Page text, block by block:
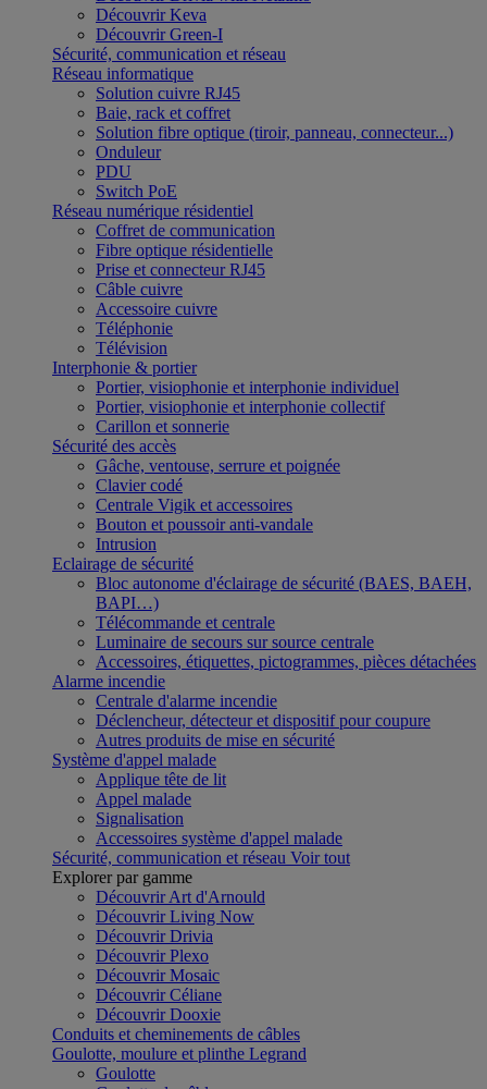
Découvrir Keva
Découvrir Green-I
Sécurité, communication et réseau
Réseau informatique
Solution cuivre RJ45
Baie, rack et coffret
Solution fibre optique (tiroir, panneau, connecteur...)
Onduleur
PDU
Switch PoE
Réseau numérique résidentiel
Coffret de communication
Fibre optique résidentielle
Prise et connecteur RJ45
Câble cuivre
Accessoire cuivre
Téléphonie
Télévision
Interphonie & portier
Portier, visiophonie et interphonie individuel
Portier, visiophonie et interphonie collectif
Carillon et sonnerie
Sécurité des accès
Gâche, ventouse, serrure et poignée
Clavier codé
Centrale Vigik et accessoires
Bouton et poussoir anti-vandale
Intrusion
Eclairage de sécurité
Bloc autonome d'éclairage de sécurité (BAES, BAEH,
BAPI…)
Télécommande et centrale
Luminaire de secours sur source centrale
Accessoires, étiquettes, pictogrammes, pièces détachées
Alarme incendie
Centrale d'alarme incendie
Déclencheur, détecteur et dispositif pour coupure
Autres produits de mise en sécurité
Système d'appel malade
Applique tête de lit
Appel malade
Signalisation
Accessoires système d'appel malade
Sécurité, communication et réseau Voir tout
Explorer par gamme
Découvrir Art d'Arnould
Découvrir Living Now
Découvrir Drivia
Découvrir Plexo
Découvrir Mosaic
Découvrir Céliane
Découvrir Dooxie
Conduits et cheminements de câbles
Goulotte, moulure et plinthe Legrand
Goulotte